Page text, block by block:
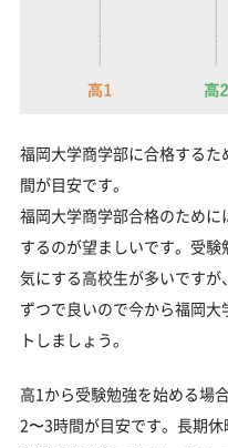
福岡大学商学部に合格する
間が目安です。
福岡大学商学部合格のため
するのが望ましいです。受
気にする高校生が多いです
ずつで良いので今から福岡
トしましょう。
高1から受験勉強を始める場
2〜3時間が目安です。長期